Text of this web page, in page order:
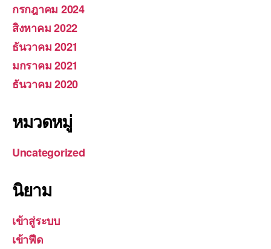
กรกฎาคม 2024
สิงหาคม 2022
ธันวาคม 2021
มกราคม 2021
ธันวาคม 2020
หมวดหมู่
Uncategorized
นิยาม
เข้าสู่ระบบ
เข้าฟีด